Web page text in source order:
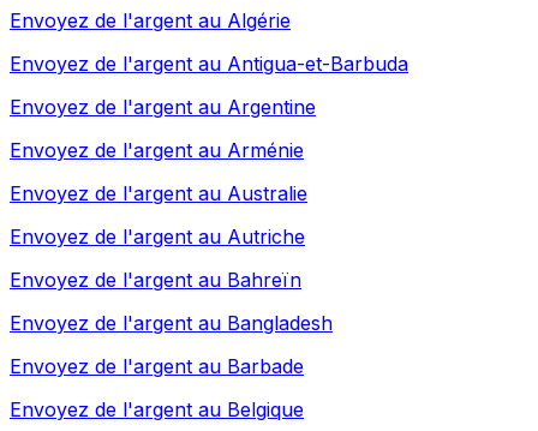
Envoyez de l'argent au Algérie
Envoyez de l'argent au Antigua-et-Barbuda
Envoyez de l'argent au Argentine
Envoyez de l'argent au Arménie
Envoyez de l'argent au Australie
Envoyez de l'argent au Autriche
Envoyez de l'argent au Bahreïn
Envoyez de l'argent au Bangladesh
Envoyez de l'argent au Barbade
Envoyez de l'argent au Belgique